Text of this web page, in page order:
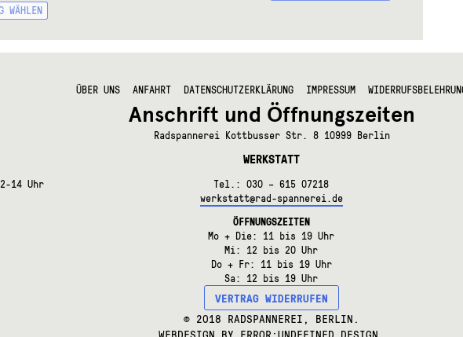
WÄHLEN
Die
Varianten
auf.
Optionen
auf
der
gewählt
werden
Varianten
auf.
Optionen
auf
ÜBER UNS ANFAHRT DATENSCHUTZERKLÄRUNG IMPRESSUM
Anschrift und Öffnungszeiten
Radspannerei Kottbusser Str. 8 10999 Berlin
14 Uhr
WERKSTATT
Tel.: 030 – 615 07218
werkstatt@rad-spannerei.de
ÖFFNUNGSZEITEN
Mo + Die: 11 bis 19 Uhr
Mi: 12 bis 20 Uhr
Do + Fr: 11 bis 19 Uhr
Sa: 12 bis 19 Uhr
VERTRAG WIDERRUFEN
© 2018 RADSPANNEREI, BERLIN.